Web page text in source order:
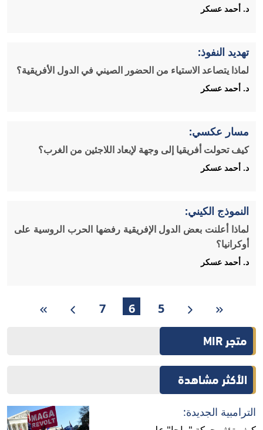
د. أحمد عسكر
تهديد النفوذ:
لماذا يتصاعد الاستياء من الحضور الصيني في الدول الأفريقية؟
د. أحمد عسكر
مسار عكسي:
كيف تحولت أفريقيا إلى وجهة لإبعاد اللاجئين من الغرب؟
د. أحمد عسكر
النموذج الكيني:
لماذا أعلنت بعض الدول الإفريقية رفضها الحرب الروسية على
أوكرانيا؟
د. أحمد عسكر
5
6
7
متجر MIR
الأكثر مشاهدة
الترامبية الجديدة: